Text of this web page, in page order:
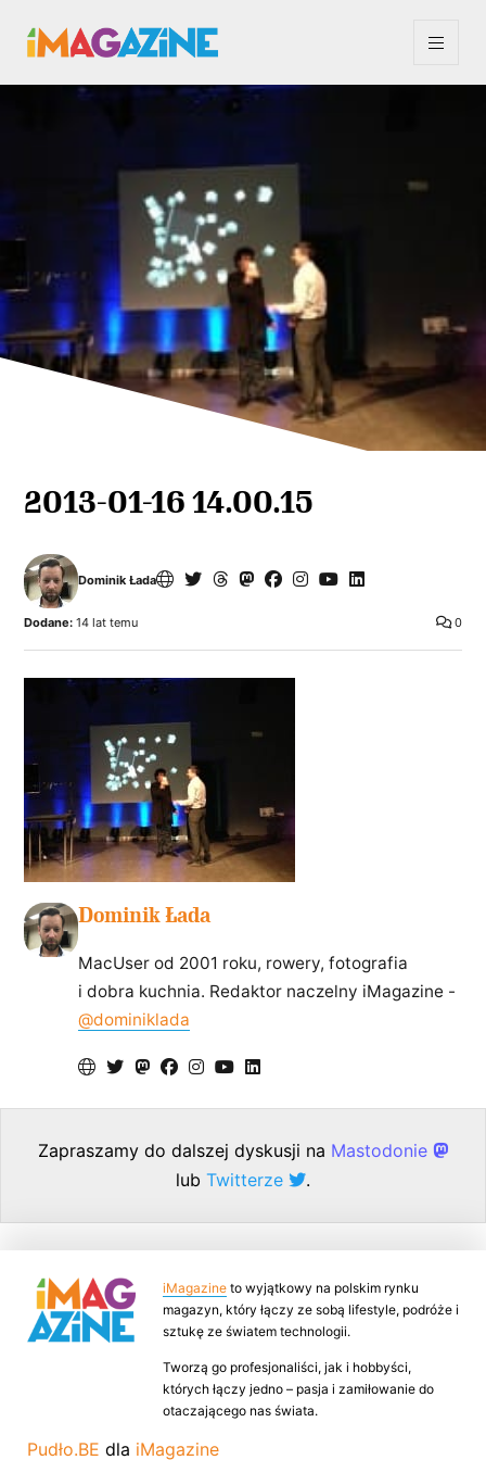
2013-01-16 14.00.15
Dominik Łada
0
Dodane: 14 lat temu
Dominik Łada
MacUser od 2001 roku, rowery, fotografia
i dobra kuchnia. Redaktor naczelny iMagazine -
@dominiklada
Zapraszamy do dalszej dyskusji na Mastodonie
lub Twitterze .
iMagazine to wyjątkowy na polskim rynku
magazyn, który łączy ze sobą lifestyle, podróże i
sztukę ze światem technologii.
Tworzą go profesjonaliści, jak i hobbyści,
których łączy jedno – pasja i zamiłowanie do
otaczającego nas świata.
Pudło.BE dla iMagazine